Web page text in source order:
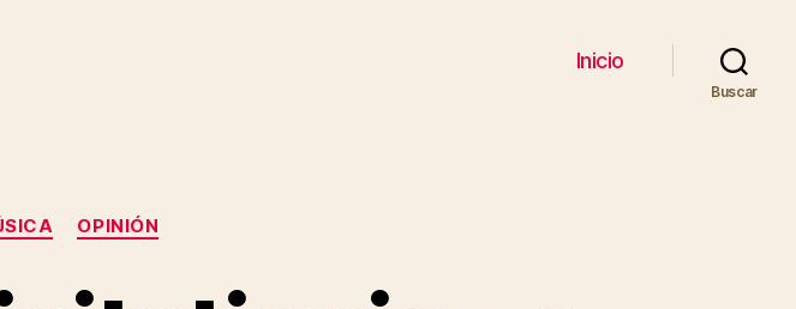
Inicio
Buscar
OPINIÓN